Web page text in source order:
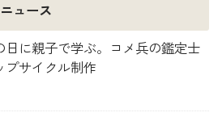
ュース
日に親子で学ぶ。コメ兵の鑑定士
プサイクル制作